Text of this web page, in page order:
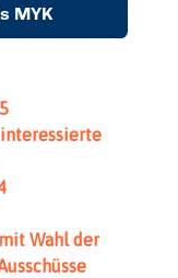
MYK
Wahl der